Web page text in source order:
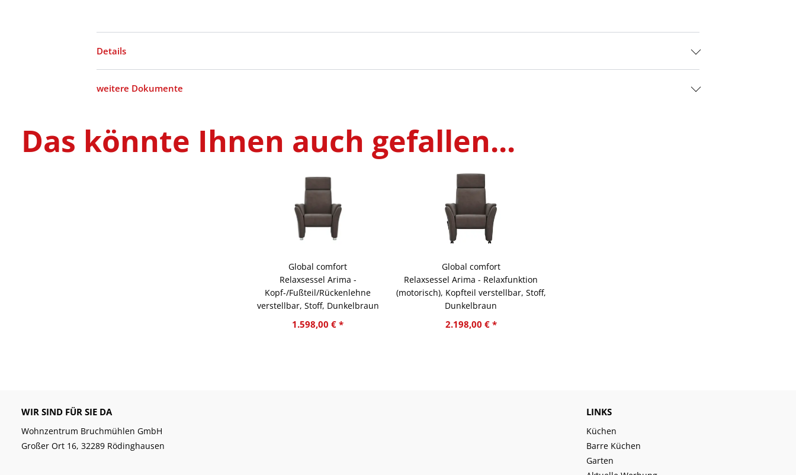
Details
weitere Dokumente
Das könnte Ihnen auch gefallen...
Global comfort
Relaxsessel Arima -
Kopf-/Fußteil/Rückenlehne
verstellbar, Stoff, Dunkelbraun
1.598,00 € *
Global comfort
Relaxsessel Arima - Relaxfunktion
(motorisch), Kopfteil verstellbar, Stoff,
Dunkelbraun
2.198,00 € *
WIR SIND FÜR SIE DA
Wohnzentrum Bruchmühlen GmbH
Großer Ort 16, 32289 Rödinghausen
LINKS
Küchen
Barre Küchen
Garten